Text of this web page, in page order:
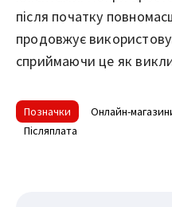
після початку
продовжує
сприймаючи це як
Позначки Онлайн-
Післяплата